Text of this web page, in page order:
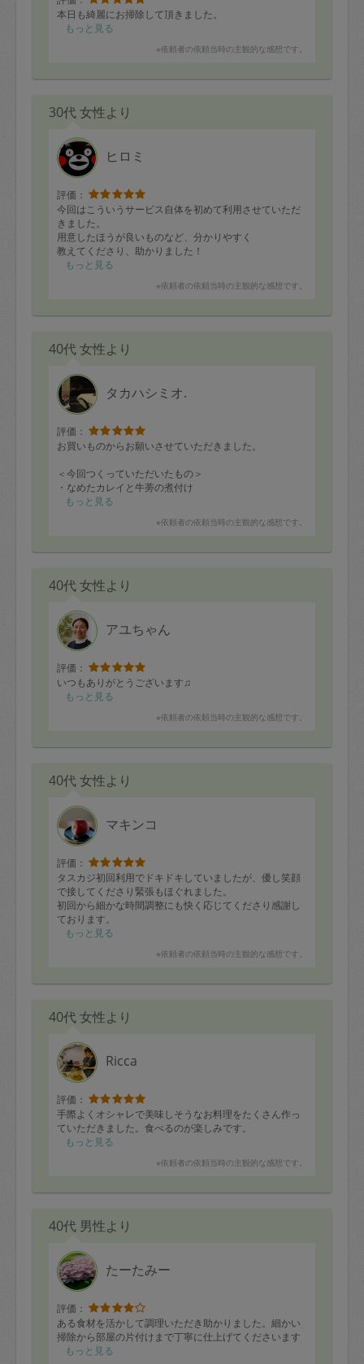
本日も綺麗にお掃除して頂きました。
もっと見る
※依頼者の依頼当時の主観的な感想です。
30代 女性より
ヒロミ
評価：
今回はこういうサービス自体を初めて利用させていただ
きました。
用意したほうが良いものなど、分かりやすく
教えてくださり、助かりました！
妊娠中〜出産後までお世話になると思います。
もっと見る
※依頼者の依頼当時の主観的な感想です。
40代 女性より
タカハシミオ.
評価：
お買いものからお願いさせていただきました。
＜今回つくっていただいたもの＞
・なめたカレイと牛蒡の煮付け
・ハンバーグ(オニオンペッパーソース)
・肉豆腐
・椎茸の肉詰め
・ラーメン風 野菜スープ
すべてお任せだったのですが、
我が家の好みをグッと掴んでくださっていて、
並んでいるメニューに「わー✨」となりました。
もちろん、どれをいただいてもとても美味しいです。
タカハシさんの腕に感服です。今後ともよろしくお願い
もっと見る
※依頼者の依頼当時の主観的な感想です。
40代 女性より
アユちゃん
評価：
いつもありがとうございます♫
もっと見る
※依頼者の依頼当時の主観的な感想です。
40代 女性より
マキンコ
評価：
タスカジ初回利用でドキドキしていましたが、優し笑顔
で接してくださり緊張もほぐれました。
初回から細かな時間調整にも快く応じてくださり感謝し
ております。
設置から一度も掃除していない（汗）手間の掛かるブラ
だけると嬉しいです。
もっと見る
※依頼者の依頼当時の主観的な感想です。
40代 女性より
Ricca
評価：
手際よくオシャレで美味しそうなお料理をたくさん作っ
ていただきました。食べるのが楽しみです。
もっと見る
※依頼者の依頼当時の主観的な感想です。
40代 男性より
たーたみー
評価：
ある食材を活かして調理いただき助かりました。細かい
掃除から部屋の片付けまで丁寧に仕上げてくださいます
もっと見る